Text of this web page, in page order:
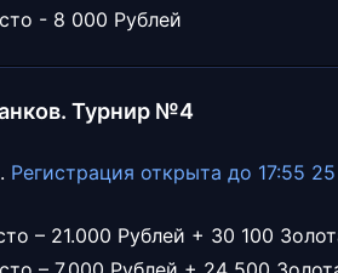
- 8 000 Рублей
Турнир №4
Регистрация открыта до 17:55
– 21.000 Рублей + 30 100